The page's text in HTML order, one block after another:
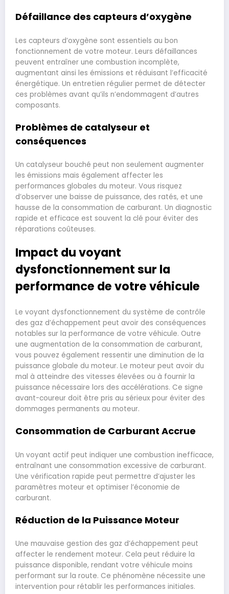
Défaillance des capteurs d’oxygène
Les capteurs d’oxygène sont essentiels au bon
fonctionnement de votre moteur. Leurs défaillances
peuvent entraîner une combustion incomplète,
augmentant ainsi les émissions et réduisant l’efficacité
énergétique. Un entretien régulier permet de détecter
ces problèmes avant qu’ils n’endommagent d’autres
composants.
Problèmes de catalyseur et
conséquences
Un catalyseur bouché peut non seulement augmenter
les émissions mais également affecter les
performances globales du moteur. Vous risquez
d’observer une baisse de puissance, des ratés, et une
hausse de la consommation de carburant. Un diagnostic
rapide et efficace est souvent la clé pour éviter des
réparations coûteuses.
Impact du voyant
dysfonctionnement sur la
performance de votre véhicule
Le voyant dysfonctionnement du système de contrôle
des gaz d’échappement peut avoir des conséquences
notables sur la performance de votre véhicule. Outre
une augmentation de la consommation de carburant,
vous pouvez également ressentir une diminution de la
puissance globale du moteur. Le moteur peut avoir du
mal à atteindre des vitesses élevées ou à fournir la
puissance nécessaire lors des accélérations. Ce signe
avant-coureur doit être pris au sérieux pour éviter des
dommages permanents au moteur.
Consommation de Carburant Accrue
Un voyant actif peut indiquer une combustion inefficace,
entraînant une consommation excessive de carburant.
Une vérification rapide peut permettre d’ajuster les
paramètres moteur et optimiser l’économie de
carburant.
Réduction de la Puissance Moteur
Une mauvaise gestion des gaz d’échappement peut
affecter le rendement moteur. Cela peut réduire la
puissance disponible, rendant votre véhicule moins
performant sur la route. Ce phénomène nécessite une
intervention pour rétablir les performances initiales.